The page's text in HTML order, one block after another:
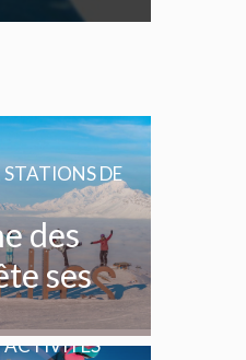
des
ses
STATIONS DE
ACTIVITÉS